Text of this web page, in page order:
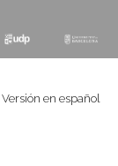
Versión en español